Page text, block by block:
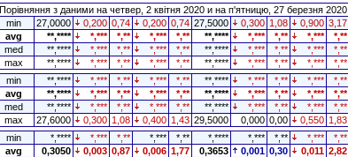
Порівняння з даними на четвер, 2 квітня 2020 и на п'ятницю, 27 березня 2020
min 27,0000 0,200 0,74 0,200 0,74 27,5000 0,300 1,08 0,900 3,17
avg
**,**** *,*** *,** *,*** *,** **,**** *,*** *,** *,***
*,**
med
**,**** *,*** *,** *,*** *,** **,**** *,*** *,** *,***
*,**
max
**,**** *,*** *,** *,*** *,** **,**** *,*** *,** *,***
*,**
min **,**** *,*** *,** *,*** *,** **,**** *,*** *,** *,***
*,**
avg
**,**** *,*** *,** *,*** *,** **,**** *,*** *,** *,***
*,**
med
**,**** *,*** *,** *,*** *,** **,**** *,*** *,** *,***
*,**
max
27,6000 0,300 1,08 0,400 1,43 29,5000 0,000 0,00 0,550 1,83
min *,**** *,*** *,** *,*** *,** *,**** *,*** *,** *,***
*,**
avg
0,3050 0,003 0,87 0,006 1,77 0,3653 0,001 0,30 0,011 2,82